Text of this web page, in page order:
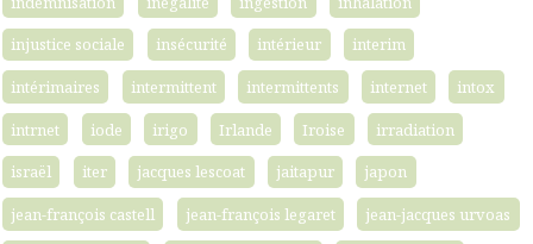
injustice sociale
insécurité intérieur
interim
intérimaires
intermittent intermittents internet
intox
intrnet
iode irigo Irlande Iroise
irradiation
israël
iter jacques lescoat jaitapur
japon
jean-françois castell
jean-françois legaret
jean-jacques urvoas